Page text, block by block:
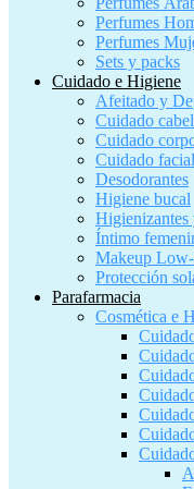
Perfumes
Perfumes
Sets y packs
Cuidado e Higiene
Afeitado y
Cuidado
Cuidado
Cuidado facial
Desodorantes
Higiene bucal
Higienizantes
Íntimo
Makeup
Protección
Parafarmacia
Cosmética e